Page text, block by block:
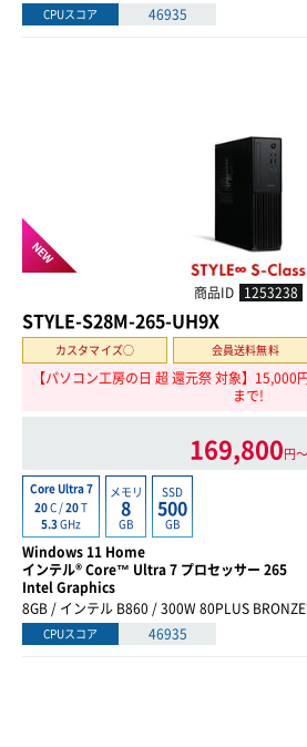
CPUスコア 46935
NEW
商品ID 1253238
STYLE-S28M-265-UH9X
カスタマイズ○ 会員送料無料
【パソコン工房の日 超 還元祭 対象】
まで!
169,800円〜
Core Ultra 7
20C /20T
5.3GHz
メモリ
8
GB
SSD
500
GB
Windows 11 Home
インテル® Core™ Ultra 7 プロセッサー 265
Intel Graphics
8GB / インテル B860 / 300W 80PLUS
CPUスコア 46935